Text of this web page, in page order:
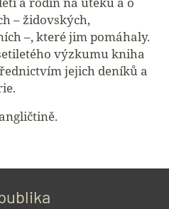
– židovských,
–, které jim pomáhaly.
výzkumu kniha
jejich deníků a